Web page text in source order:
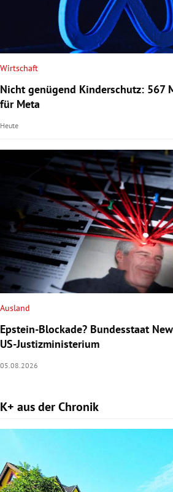
Wirtschaft
Nicht genügend Kinderschutz: 567
für Meta
Heute
Ausland
Epstein-Blockade? Bundesstaat
US-Justizministerium
05.08.2026
K+ aus der Chronik
Slide 1 von 9